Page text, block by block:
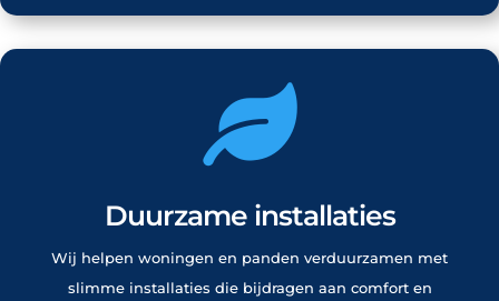

Duurzame installaties
Wij helpen woningen en panden verduurzamen met
slimme installaties die bijdragen aan comfort en